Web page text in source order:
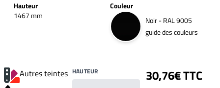
Hauteur
1467 mm
Couleur
Noir - RAL 9005
guide des couleurs
Autres teintes HAUTEUR 30,76€ TTC